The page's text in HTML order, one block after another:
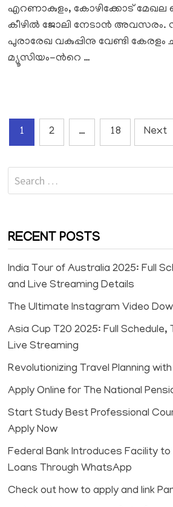
എറണാകുളം, കോഴിക്കോട്
കീഴിൽ ജോലി നേടാൻ
പുരാരേഖ വകുപ്പിനു വേണ്ടി
മ്യൂസിയം-ൻറെ …
Posts
pagination
1 2 … 18 Next
Search
for:
RECENT POSTS
India Tour of Australia 2025: Full
and Live Streaming Details
The Ultimate Instagram Video
Asia Cup T20 2025: Full Schedule,
Live Streaming
Revolutionizing Travel Planning
Apply Online for The National
Start Study Best Professional
Apply Now
Federal Bank Introduces Facility to
Loans Through WhatsApp
Check out how to apply and link